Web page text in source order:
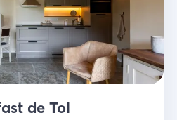
de Tol